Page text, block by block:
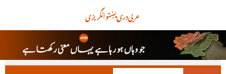
انگریزیپښتودریعربی